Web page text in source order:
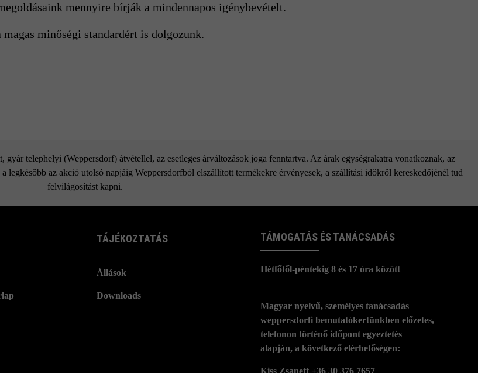
mennyire bírják a mindennapos igénybevételt.
minőségi standardért is dolgozunk.
telephelyi (Weppersdorf) átvétellel, az esetleges árváltozások joga fenntartva. Az árak egységrakatra vonatkoznak, az
az akció utolsó napjáig Weppersdorfból elszállított termékekre érvényesek, a szállítási időkről kereskedőjénél tud
felvilágosítást kapni.
TÁJÉKOZTATÁS
Állások
Downloads
TÁMOGATÁS ÉS TANÁCSADÁS
Hétfőtől-péntekig 8 és 17 óra között
Magyar nyelvű, személyes tanácsadás
weppersdorfi bemutatókertünkben előzetes,
telefonon történő időpont egyeztetés
alapján, a következő elérhetőségen:
Kiss Zsanett +36 30 376 7657